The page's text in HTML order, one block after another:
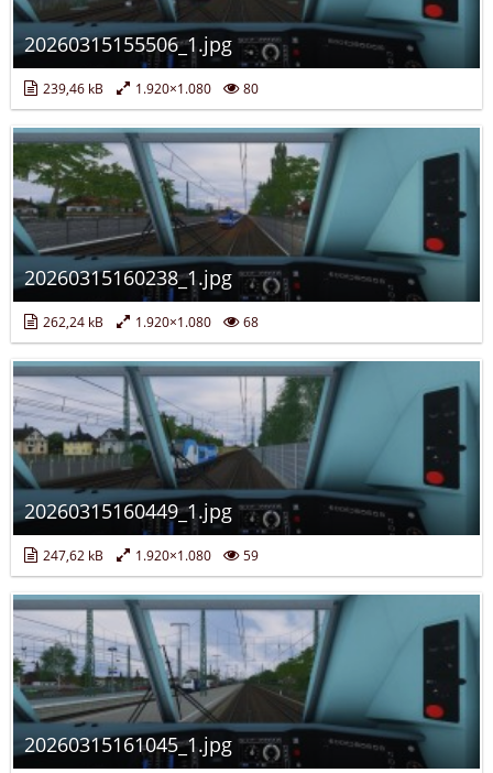
20260315155506_1.jpg
239,46 kB 1.920×1.080 80
20260315160238_1.jpg
262,24 kB 1.920×1.080 68
20260315160449_1.jpg
247,62 kB 1.920×1.080 59
20260315161045_1.jpg